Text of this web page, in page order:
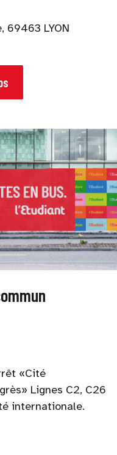
69463 LYON
«Cité
Lignes C2, C26
internationale.